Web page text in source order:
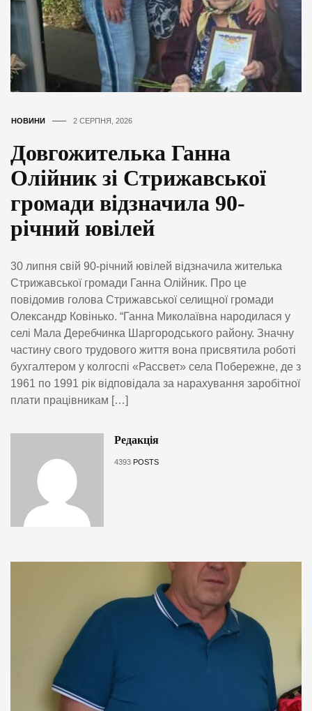
НОВИНИ 2 СЕРПНЯ, 2026
Довгожителька Ганна
Олійник зі Стрижавської
громади відзначила 90-
річний ювілей
30 липня свій 90-річний ювілей відзначила жителька
Стрижавської громади Ганна Олійник. Про це
повідомив голова Стрижавської селищної громади
Олександр Ковінько. “Ганна Миколаївна народилася у
селі Мала Деребчинка Шаргородського району. Значну
частину свого трудового життя вона присвятила роботі
бухгалтером у колгоспі «Рассвет» села Побережне, де з
1961 по 1991 рік відповідала за нарахування заробітної
плати працівникам […]
Редакція
4393 POSTS